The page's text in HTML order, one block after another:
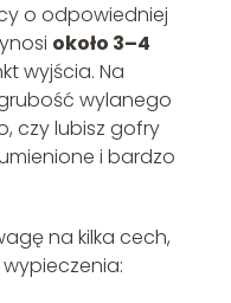
o odpowiedniej
około 3–4
wyjścia. Na
wylanego
czy lubisz gofry
i bardzo
na kilka cech,